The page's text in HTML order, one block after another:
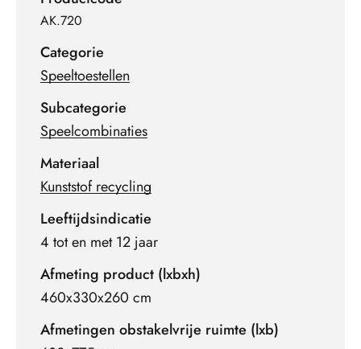
AK.720
Categorie
Speeltoestellen
Subcategorie
Speelcombinaties
Materiaal
Kunststof recycling
Leeftijdsindicatie
4 tot en met 12 jaar
Afmeting product (lxbxh)
460x330x260 cm
Afmetingen obstakelvrije ruimte (lxb)